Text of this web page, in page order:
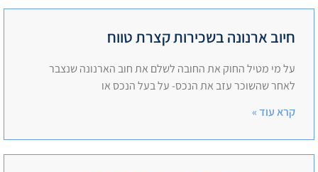
חיוב ארנונה בשכירות קצרת טווח
על מי מטיל החוק את החובה לשלם את חוב הארנונה שנצבר
לאחר שהשוכר עזב את הנכס- על בעל הנכס או
קרא עוד »